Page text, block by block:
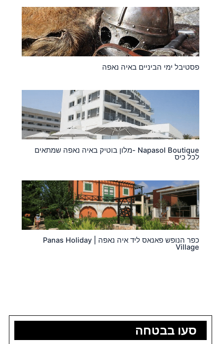
סעו בבטחה
פסטיבל ימי הביניים באיה נאפה
Napasol Boutique -מלון בוטיק באיה נאפה שמתאים
לכל כיס
כפר הנופש פאנאס ליד איה נאפה | Panas Holiday
Village